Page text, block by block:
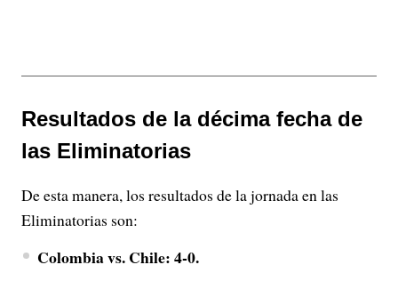
Resultados de la décima fecha de
las Eliminatorias
De esta manera, los resultados de la jornada en las
Eliminatorias son:
Colombia vs. Chile: 4-0.